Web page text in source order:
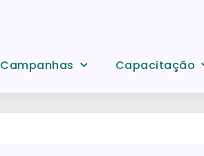
Campanhas Capacitação